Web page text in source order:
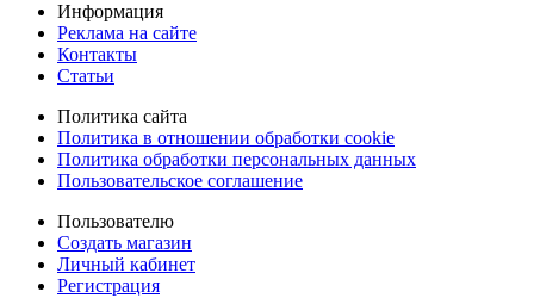
Информация
Реклама на сайте
Контакты
Статьи
Политика сайта
Политика в отношении обработки cookie
Политика обработки персональных данных
Пользовательское соглашение
Пользователю
Создать магазин
Личный кабинет
Регистрация